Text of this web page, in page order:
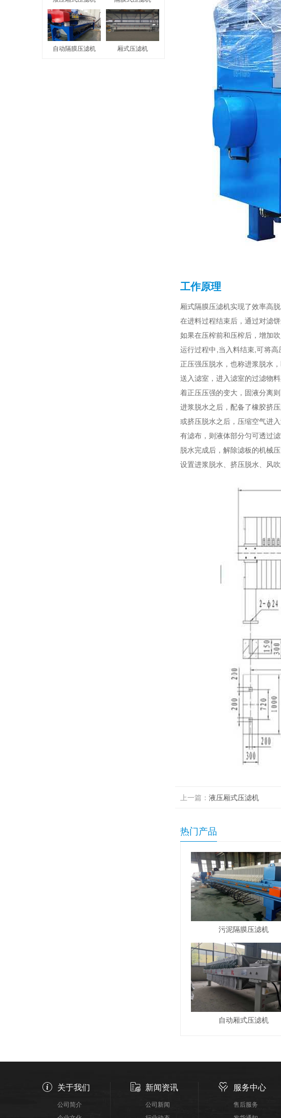
工作原理
厢式隔膜压滤机实现了效率高
在进料过程结束后，通过对滤
如果在压榨前和压榨后，增加
运行过程中,当入料结束,可将
正压强压脱水，也称进浆脱水
送入滤室，进入滤室的过滤物
着正压压强的变大，固液分离
进浆脱水之后，配备了橡胶挤
或挤压脱水之后，压缩空气进
有滤布，则液体部分匀可透过
脱水完成后，解除滤板的机械
设置进浆脱水、挤压脱水、风
上一篇： 液压厢式压滤机
热门产品
污泥隔膜压滤机
自动厢式压滤机
自动隔膜压滤机 厢式压滤机
关于我们
公司简介
新闻资讯
公司新闻
服务中心
售后服务